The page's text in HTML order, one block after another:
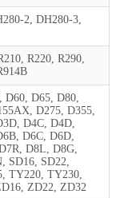
2, DH280-3,
R220, R290,
D65, D80,
D275, D355,
D4C, D4D,
D6C, D6D,
D8L, D8G,
SD16, SD22,
TY220, TY230,
ZD22, ZD32